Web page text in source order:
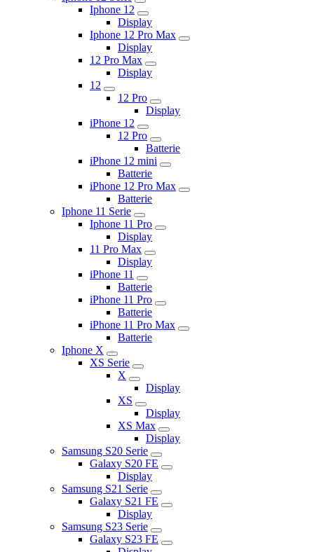
Iphone 12
Display
Iphone 12 Pro Max
Display
12 Pro Max
Display
12
12 Pro
Display
iPhone 12
12 Pro
Batterie
iPhone 12 mini
Batterie
iPhone 12 Pro Max
Batterie
Iphone 11 Serie
Iphone 11 Pro
Display
11 Pro Max
Display
iPhone 11
Batterie
iPhone 11 Pro
Batterie
iPhone 11 Pro Max
Batterie
Iphone X
XS Serie
X
Display
XS
Display
XS Max
Display
Samsung S20 Serie
Galaxy S20 FE
Display
Samsung S21 Serie
Galaxy S21 FE
Display
Samsung S23 Serie
Galaxy S23 FE